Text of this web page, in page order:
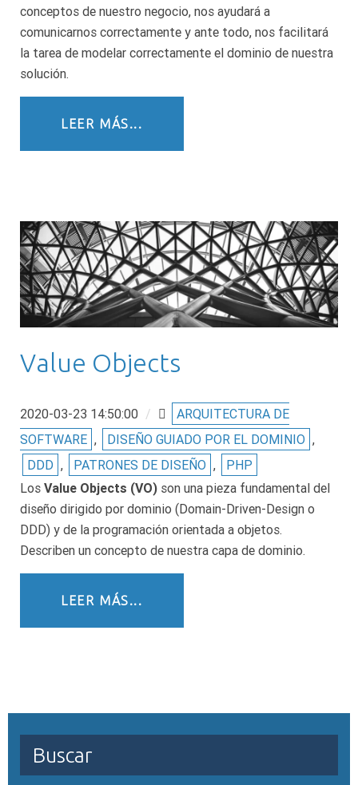
conceptos de nuestro negocio, nos ayudará a
comunicarnos correctamente y ante todo, nos facilitará
la tarea de modelar correctamente el dominio de nuestra
solución.
LEER MÁS...
Value Objects
2020-03-23 14:50:00 /
ARQUITECTURA DE
SOFTWARE , DISEÑO GUIADO POR EL DOMINIO ,
DDD , PATRONES DE DISEÑO ,
PHP
Los Value Objects (VO) son una pieza fundamental del
diseño dirigido por dominio (Domain-Driven-Design o
DDD) y de la programación orientada a objetos.
Describen un concepto de nuestra capa de dominio.
LEER MÁS...
Buscar